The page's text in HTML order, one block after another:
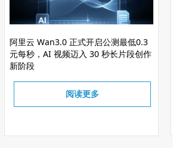
阿里云 Wan3.0 正式开启公测最低0.3
元每秒，AI 视频迈入 30 秒长片段创作
新阶段
阅读更多